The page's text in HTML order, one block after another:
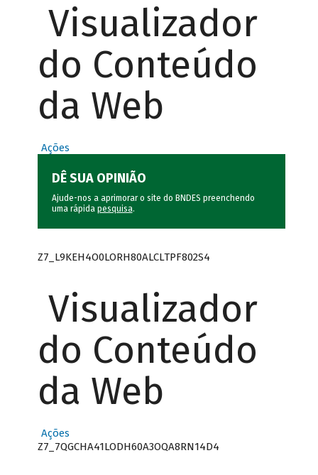
Visualizador
do Conteúdo
da Web
Ações
DÊ SUA OPINIÃO
Ajude-nos a aprimorar o site do BNDES preenchendo
uma rápida pesquisa.
Z7_L9KEH4O0LORH80ALCLTPF802S4
Visualizador
do Conteúdo
da Web
Ações
Z7_7QGCHA41LODH60A3OQA8RN14D4